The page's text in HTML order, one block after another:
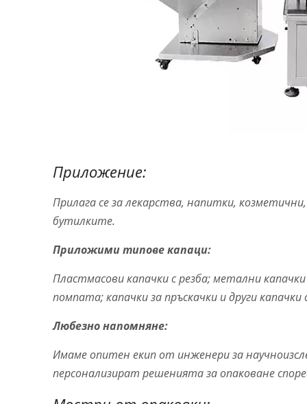
Приложение:
Прилага се за лекарства, напитки,
бутилките.
Приложими типове капаци:
Пластмасови капачки с резба; метални
помпата; капачки за пръскачки и други капачки
Любезно напомняне:
Имаме опитен екип от инженери за
персонализират решенията за опаковане